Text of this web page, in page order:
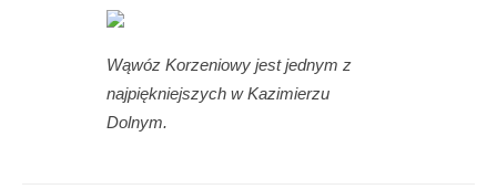
Wąwóz Korzeniowy jest jednym z
najpiękniejszych w Kazimierzu
Dolnym.